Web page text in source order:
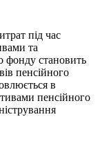
під час
та
фонду становить
пенсійного
в
пенсійного